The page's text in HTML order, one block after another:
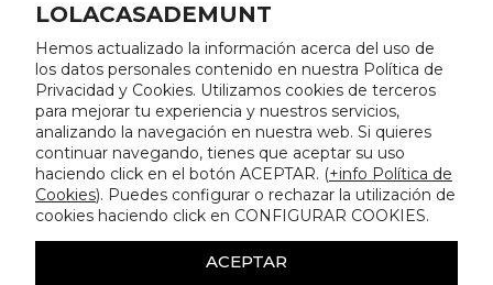
LOLACASADEMUNT
Hemos actualizado la información acerca del uso de
los datos personales contenido en nuestra Política de
Privacidad y Cookies. Utilizamos cookies de terceros
para mejorar tu experiencia y nuestros servicios,
analizando la navegación en nuestra web. Si quieres
continuar navegando, tienes que aceptar su uso
haciendo click en el botón ACEPTAR. (+info Política de
Cookies). Puedes configurar o rechazar la utilización de
cookies haciendo click en CONFIGURAR COOKIES.
ACEPTAR